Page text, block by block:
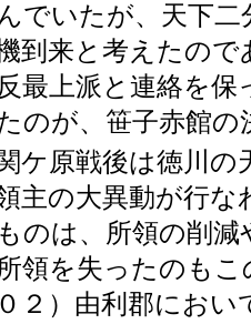
でいたが、天下
到来と考えたの
最上派と連絡を保
のが、笹子赤館
ケ原戦後は徳川の
主の大異動が行
のは、所領の削
領を失ったのも
２）由利郡にお